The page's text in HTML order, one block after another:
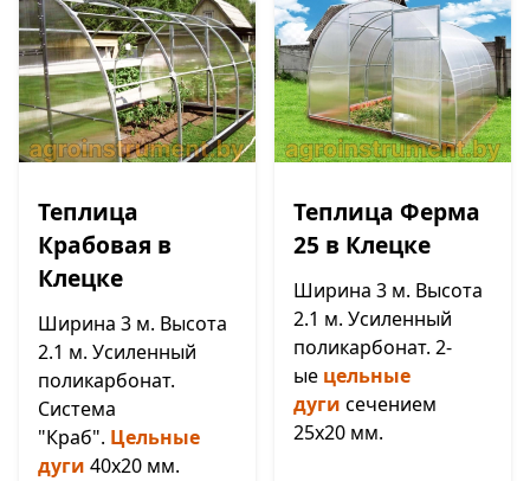
Теплица
Крабовая в
Клецке
Ширина 3 м. Высота
2.1 м. Усиленный
поликарбонат.
Система
"Краб". Цельные
дуги 40х20 мм.
Теплица Ферма
25 в Клецке
Ширина 3 м. Высота
2.1 м. Усиленный
поликарбонат. 2-
ые цельные
дуги сечением
25х20 мм.